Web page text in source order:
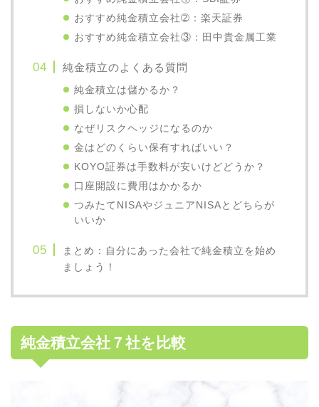
おすすめ純金積立会社➁：楽天証券
おすすめ純金積立会社③：田中貴金属工業
純金積立のよくある質問
純金積立は儲かるか？
損しないか心配
なぜリスクヘッジになるのか
金はどのくらい保有すればいい？
KOYO証券は手数料が安いけどどうか？
口座開設に費用はかかるか
つみたてNISAやジュニアNISAとどちらが
いいか
まとめ：自分にあった会社で純金積立を始め
ましょう！
純金積立会社７社を比較